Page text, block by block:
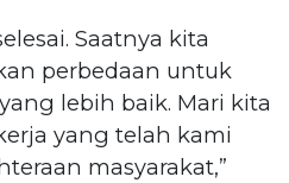
Saatnya kita
perbedaan untuk
lebih baik. Mari kita
yang telah kami
masyarakat,”